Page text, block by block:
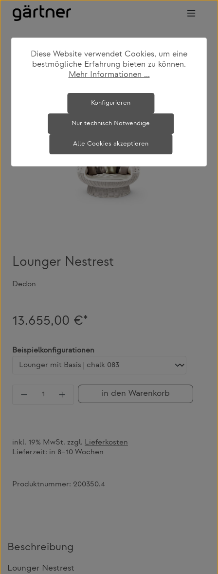
Zum Hauptinhalt springen
shop produkte
outdoor
outdoor loungemöbel
Bildergalerie überspringen
Lounger Nestrest
Dedon
13.655,00 €*
Beispielkonfigurationen
Produkt Anzahl: Gib den gewünschten
in den Warenkorb
inkl. 19% MwSt. zzgl. Lieferkosten
Lieferzeit: in 8–10 Wochen
Produktnummer: 200350.4
Beschreibung
Lounger Nestrest
Diese Website verwendet Cookies, um eine
bestmögliche Erfahrung bieten zu können.
Mehr Informationen ...
Nur technisch Notwendige
Konfigurieren
Alle Cookies akzeptieren